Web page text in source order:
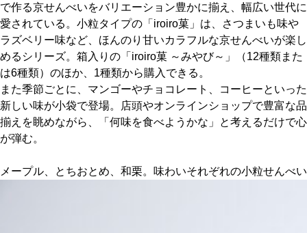
カレーが好き
京都おやつクラブ
私と店のはなし
今月の京みやげ
京都の書店
で作る京せんべいをバリエーション豊かに揃え、幅広い世代に
愛されている。小粒タイプの「iroiro菓」は、さつまいも味や
ラズベリー味など、ほんのり甘いカラフルな京せんべいが楽し
めるシリーズ。箱入りの「iroiro菓 ～みやび～」（12種類また
は6種類）のほか、1種類から購入できる。
また季節ごとに、マンゴーやチョコレート、コーヒーといった
新しい味が小袋で登場。店頭やオンラインショップで豊富な品
揃えを眺めながら、「何味を食べようかな」と考えるだけで心
が弾む。
メープル、とちおとめ、和栗。味わいそれぞれの小粒せんべい